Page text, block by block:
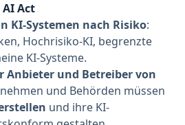
Act
KI-Systemen nach Risiko:
Hochrisiko-KI, begrenzte
KI-Systeme.
und Betreiber von
und Behörden müssen
und ihre KI-